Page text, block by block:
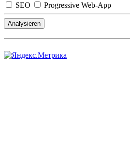
SEO
Progressive Web-App
Analysieren